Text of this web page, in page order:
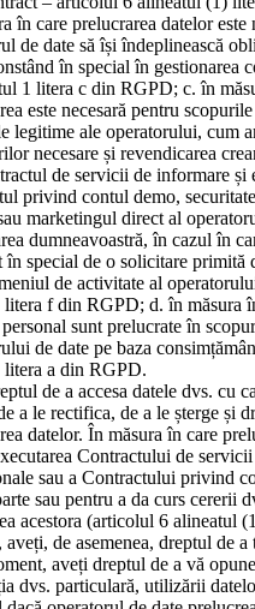
în care prelucrarea datelor este
de date să își îndeplinească
în special în gestionarea
1 litera c din RGPD; c. în
este necesară pentru
legitime ale operatorului, cum
necesare și revendicarea
de servicii de informare și
privind contul demo,
marketingul direct al
dumneavoastră, în cazul în
în special de o solicitare primită
de activitate al
f din RGPD; d. în măsura
sunt prelucrate în
de date pe baza
litera a din RGPD.
de a accesa datele dvs. cu
a le rectifica, de a le șterge și
datelor. În măsura în care
Contractului de
sau a Contractului privind
sau pentru a da curs cererii
acestora (articolul 6 alineatul
de asemenea, dreptul de a
aveți dreptul de a vă
dvs. particulară, utilizării